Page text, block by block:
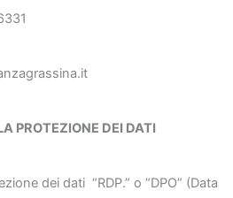
PROTEZIONE DEI DATI
dei dati “RDP.” o “DPO” (Data